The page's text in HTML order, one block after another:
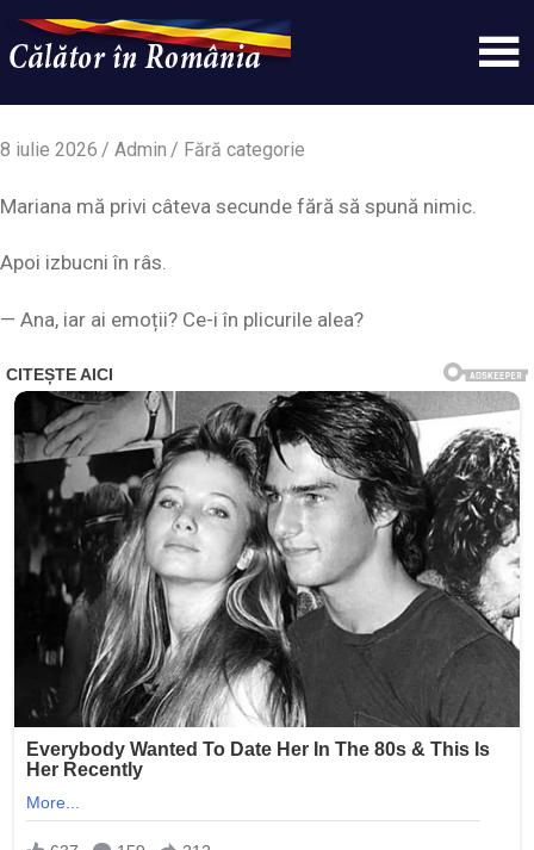
content
Calatorinromania
simplu
WordPress
8 iulie 2026 Admin Fără categorie
Mariana mă privi câteva secunde fără să spună nimic.
Apoi izbucni în râs.
— Ana, iar ai emoții? Ce-i în plicurile alea?